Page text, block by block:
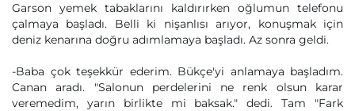
Garson yemek tabaklarını kaldırırken oğlumun telefonu
çalmaya başladı. Belli ki nişanlısı arıyor, konuşmak için
deniz kenarına doğru adımlamaya başladı. Az sonra geldi.
-Baba çok teşekkür ederim. Bükçe'yi anlamaya başladım.
Canan aradı. "Salonun perdelerini ne renk olsun karar
veremedim, yarın birlikte mi baksak." dedi. Tam "Fark